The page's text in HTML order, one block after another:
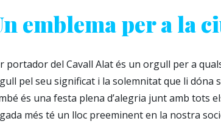
emblema per a la
portador del Cavall Alat és un orgull per a
pel seu significat i la solemnitat que li dóna
és una festa plena d’alegria junt amb tots
més té un lloc preeminent en la nostra